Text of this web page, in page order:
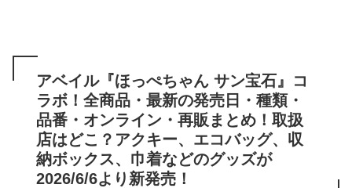
アベイル『ほっぺちゃん サン宝石』コ
ラボ！全商品・最新の発売日・種類・
品番・オンライン・再販まとめ！取扱
店はどこ？アクキー、エコバッグ、収
納ボックス、巾着などのグッズが
2026/6/6より新発売！